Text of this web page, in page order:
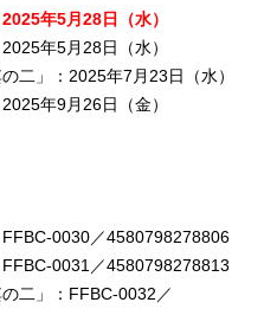
2025年5月28日（水）
年5月28日（水）
二」：2025年7月23日（水）
年9月26日（金）
0030／4580798278806
0031／4580798278813
二」：FFBC-0032／